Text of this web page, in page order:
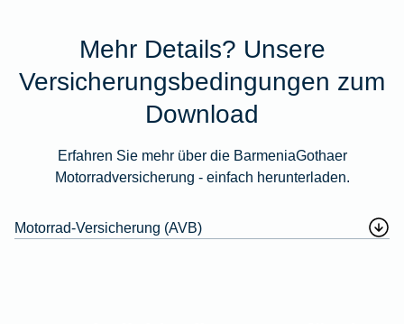
Mehr Details? Unsere
Versicherungsbedingungen zum
Download
Erfahren Sie mehr über die BarmeniaGothaer
Motorradversicherung - einfach herunterladen.
Motorrad-Versicherung (AVB)